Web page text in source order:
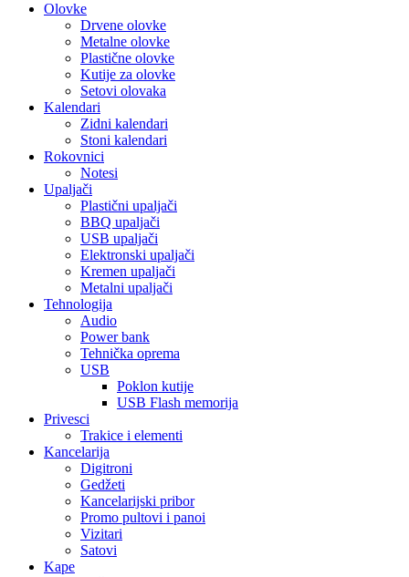
Olovke
Drvene olovke
Metalne olovke
Plastične olovke
Kutije za olovke
Setovi olovaka
Kalendari
Zidni kalendari
Stoni kalendari
Rokovnici
Notesi
Upaljači
Plastični upaljači
BBQ upaljači
USB upaljači
Elektronski upaljači
Kremen upaljači
Metalni upaljači
Tehnologija
Audio
Power bank
Tehnička oprema
USB
Poklon kutije
USB Flash memorija
Privesci
Trakice i elementi
Kancelarija
Digitroni
Gedžeti
Kancelarijski pribor
Promo pultovi i panoi
Vizitari
Satovi
Kape